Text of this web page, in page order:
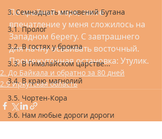
3. Семнадцать мгновений Бутана
3.1. Пролог
3.2. В гостях у брокпа
3.3. В Гималайском царстве...
3.4. В краю магнолий
3.5. Чортен-Кора
3.6. Нам любые дороги дороги
По крайней мере, такое
впечатление у меня сложилось на
Западном берегу. С завтрашнего
дня начну осваивать восточный.
Промежуточная остановка: Утулик.
2. До Байкала и обратно за 80 дней
2.9 Иркутская область